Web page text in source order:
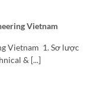
Vietnam
Vietnam 1. Sơ lược
& [...]